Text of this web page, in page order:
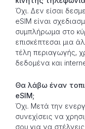
Όχι. Δεν είσαι
eSIM είναι
συμπλήρωμα στο
επισκέπτεσαι μια
τέλη περιαγωγής,
δεδομένα και
Θα λάβω έναν
eSIM;
Όχι. Μετά την
συνεχίσεις να
σου για να